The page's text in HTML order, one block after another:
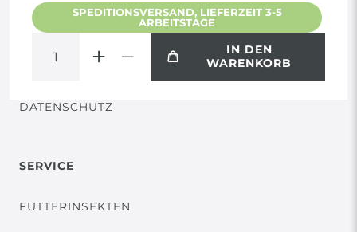
SPEDITIONSVERSAND, LIEFERZEIT 3-5
ARBEITSTAGE
IN DEN
WARENKORB
WIDERRUF
VERTRAG WIDERRUFEN
DATENSCHUTZ
SERVICE
FUTTERINSEKTEN